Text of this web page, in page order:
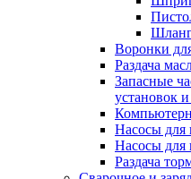
Воронки
Раздача
Запасные
установок
Насосы для
Насосы для
Раздача